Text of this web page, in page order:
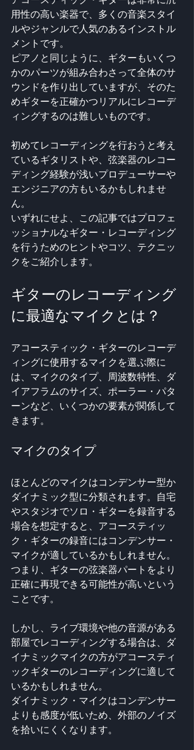
用性の高い楽器で、多くの音楽スタイ
ルやジャンルで人気のあるインストル
メントです。
ピアノと同じように、ギターもいくつ
かのパーツが組み合わさって全体のサ
ウンドを作り出していますが、そのた
めギターを正確かつリアルにレコーデ
ィングするのは難しいものです。
初めてレコーディングを行おうと考え
ているギタリストや、弦楽器のレコー
ディング経験が浅いプロデューサーや
エンジニアの方もいるかもしれませ
ん。
いずれにせよ、この記事ではプロフェ
ッショナルなギター・レコーディング
を行うためのヒントやコツ、テクニッ
クをご紹介します。
ギターのレコーディング
に最適なマイクとは？
アコースティック・ギターのレコーデ
ィングに使用するマイクを選ぶ際に
は、マイクのタイプ、周波数特性、ダ
イアフラムのサイズ、ポーラー・パタ
ーンなど、いくつかの要素が関係して
きます。
マイクのタイプ
ほとんどのマイクはコンデンサー型か
ダイナミック型に分類されます。自宅
やスタジオでソロ・ギターを録音する
場合を想定すると、アコースティッ
ク・ギターの録音にはコンデンサー・
マイクが適しているかもしれません。
つまり、ギターの弦楽器パートをより
正確に再現できる可能性が高いという
ことです。
しかし、ライブ環境や他の音源がある
部屋でレコーディングする場合は、ダ
イナミックマイクの方がアコースティ
ックギターのレコーディングに適して
いるかもしれません。
ダイナミック・マイクはコンデンサー
よりも感度が低いため、外部のノイズ
を拾いにくくなります。